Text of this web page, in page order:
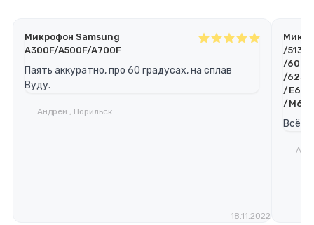
Микрофон Samsung
A300F/A500F/A700F
Паять аккуратно, про 60 градусах, на сплав
Вуду.
Андрей , Норильск
18.11.2022
/
/6060
/6233
/E65 /
/M65
Всё